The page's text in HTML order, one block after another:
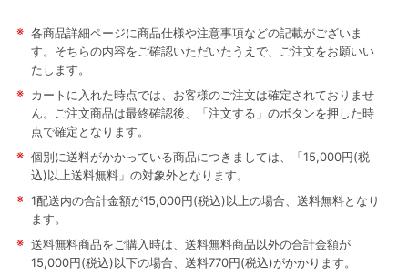
※ 各商品詳細ページに商品仕様や注意事項などの記載がございま
す。そちらの内容をご確認いただいたうえで、ご注文をお願いい
たします。
※ カートに入れた時点では、お客様のご注文は確定されておりませ
ん。ご注文商品は最終確認後、「注文する」のボタンを押した時
点で確定となります。
※ 個別に送料がかかっている商品につきましては、「15,000円(税
込)以上送料無料」の対象外となります。
※ 1配送内の合計金額が15,000円(税込)以上の場合、送料無料となり
ます。
※ 送料無料商品をご購入時は、送料無料商品以外の合計金額が
15,000円(税込)以下の場合、送料770円(税込)がかかります。